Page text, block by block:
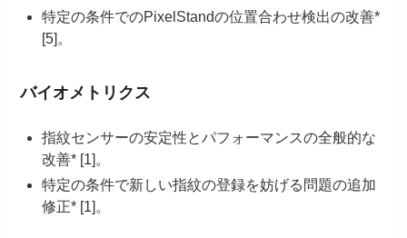
特定の条件でのPixelStandの位置合わせ検出の改善*
[5]。
バイオメトリクス
指紋センサーの安定性とパフォーマンスの全般的な
改善* [1]。
特定の条件で新しい指紋の登録を妨げる問題の追加
修正* [1]。